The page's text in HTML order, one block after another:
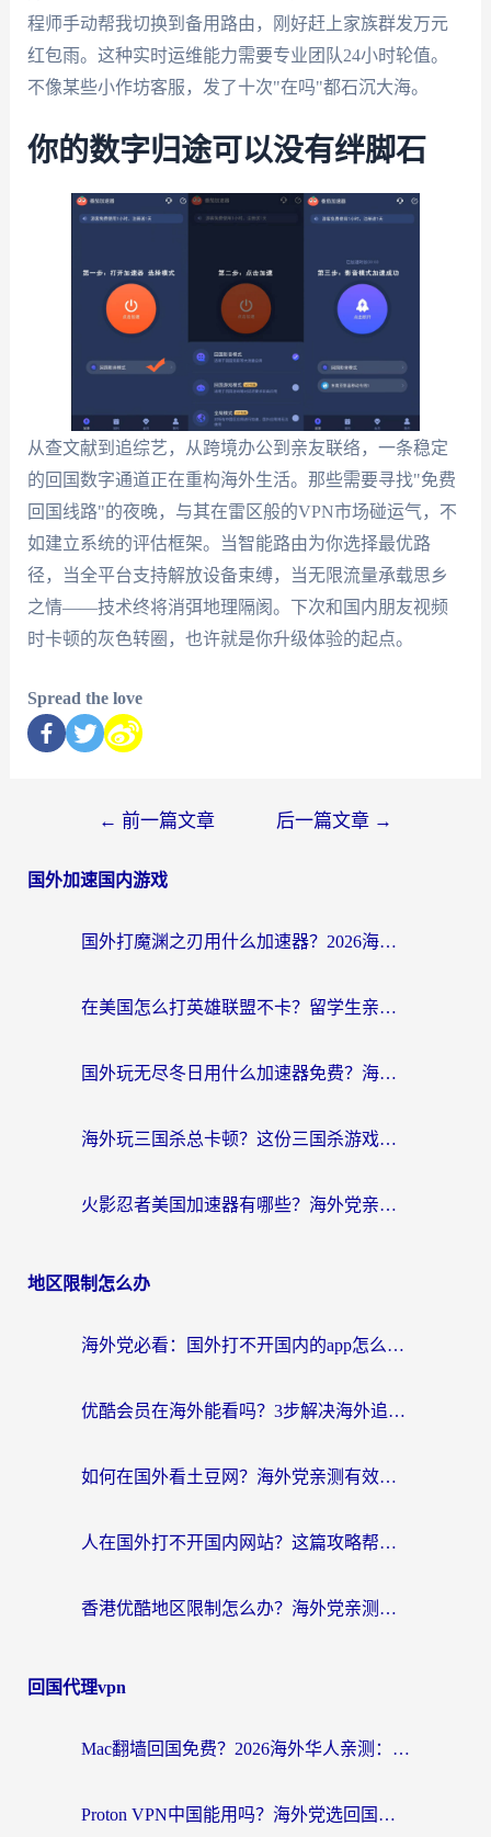
程师手动帮我切换到备用路由，刚好赶上家族群发万元
红包雨。这种实时运维能力需要专业团队24小时轮值。
不像某些小作坊客服，发了十次"在吗"都石沉大海。
你的数字归途可以没有绊脚石
从查文献到追综艺，从跨境办公到亲友联络，一条稳定
的回国数字通道正在重构海外生活。那些需要寻找"免费
回国线路"的夜晚，与其在雷区般的VPN市场碰运气，不
如建立系统的评估框架。当智能路由为你选择最优路
径，当全平台支持解放设备束缚，当无限流量承载思乡
之情——技术终将消弭地理隔阂。下次和国内朋友视频
时卡顿的灰色转圈，也许就是你升级体验的起点。
Spread the love
← 前一篇文章 后一篇文章 →
国外加速国内游戏
国外打魔渊之刃用什么加速器？2026海外玩家国服游戏加速全攻略（附闪耀暖暖&复苏的魔女避坑指南）
在美国怎么打英雄联盟不卡？留学生亲测的国服游戏加速全攻略
国外玩无尽冬日用什么加速器免费？海外党国服游戏加速避坑指南
海外玩三国杀总卡顿？这份三国杀游戏加速器指南帮你告别延迟烦恼
火影忍者美国加速器有哪些？海外党亲测的国服游戏加速全攻略（含菲律宾玩三国之刃守望黎明技巧）
地区限制怎么办
海外党必看：国外打不开国内的app怎么办？3步解决你的乡愁
优酷会员在海外能看吗？3步解决海外追剧难题，附实测好用加速器推荐
如何在国外看土豆网？海外党亲测有效的追剧加速器选择指南
人在国外打不开国内网站？这篇攻略帮你无缝解锁国内资源（附交管12123使用技巧）
香港优酷地区限制怎么办？海外党亲测有效的追剧解决方案
回国代理vpn
Mac翻墙回国免费？2026海外华人亲测：从CCTV5直播到国内APP，这样选加速器才靠谱
Proton VPN中国能用吗？海外党选回国加速器的避坑指南（附番茄加速器实测）